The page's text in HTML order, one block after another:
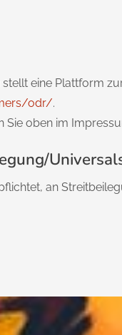
eine Plattform
odr/.
Sie oben im
an